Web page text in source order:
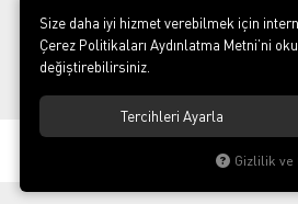
ERY İş Güvenliği
Size daha iyi hizmet verebilmek için
Çerez Politikaları Aydınlatma Metni’ni
değiştirebilirsiniz.
Tercihleri Ayarla
Gizlilik ve